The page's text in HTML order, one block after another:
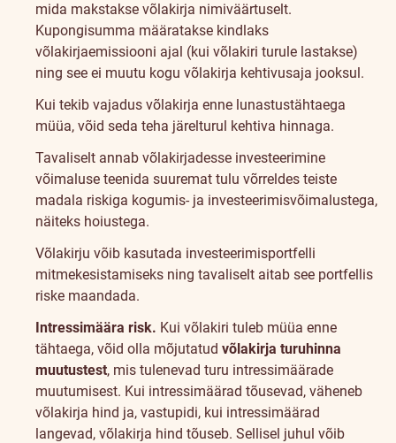
mida makstakse võlakirja nimiväärtuselt.
Kupongisumma määratakse kindlaks
võlakirjaemissiooni ajal (kui võlakiri turule lastakse)
ning see ei muutu kogu võlakirja kehtivusaja jooksul.
Kui tekib vajadus võlakirja enne lunastustähtaega
müüa, võid seda teha järelturul kehtiva hinnaga.
Tavaliselt annab võlakirjadesse investeerimine
võimaluse teenida suuremat tulu võrreldes teiste
madala riskiga kogumis- ja investeerimisvõimalustega,
näiteks hoiustega.
Võlakirju võib kasutada investeerimisportfelli
mitmekesistamiseks ning tavaliselt aitab see portfellis
riske maandada.
Intressimäära risk. Kui võlakiri tuleb müüa enne
tähtaega, võid olla mõjutatud võlakirja turuhinna
muutustest, mis tulenevad turu intressimäärade
muutumisest. Kui intressimäärad tõusevad, väheneb
võlakirja hind ja, vastupidi, kui intressimäärad
langevad, võlakirja hind tõuseb. Sellisel juhul võib